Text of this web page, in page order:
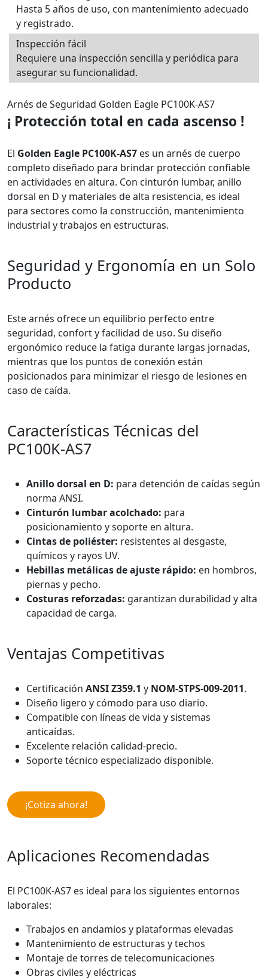
Hasta 5 años de uso, con mantenimiento adecuado
y registrado.
Inspección fácil
Requiere una inspección sencilla y periódica para
asegurar su funcionalidad.
Arnés de Seguridad Golden Eagle PC100K-AS7
¡ Protección total en cada ascenso !
El Golden Eagle PC100K-AS7 es un arnés de cuerpo
completo diseñado para brindar protección confiable
en actividades en altura. Con cinturón lumbar, anillo
dorsal en D y materiales de alta resistencia, es ideal
para sectores como la construcción, mantenimiento
industrial y trabajos en estructuras.
Seguridad y Ergonomía en un Solo
Producto
Este arnés ofrece un equilibrio perfecto entre
seguridad, confort y facilidad de uso. Su diseño
ergonómico reduce la fatiga durante largas jornadas,
mientras que los puntos de conexión están
posicionados para minimizar el riesgo de lesiones en
caso de caída.
Características Técnicas del
PC100K-AS7
Anillo dorsal en D: para detención de caídas según
norma ANSI.
Cinturón lumbar acolchado: para
posicionamiento y soporte en altura.
Cintas de poliéster: resistentes al desgaste,
químicos y rayos UV.
Hebillas metálicas de ajuste rápido: en hombros,
piernas y pecho.
Costuras reforzadas: garantizan durabilidad y alta
capacidad de carga.
Ventajas Competitivas
Certificación ANSI Z359.1 y NOM-STPS-009-2011.
Diseño ligero y cómodo para uso diario.
Compatible con líneas de vida y sistemas
anticaídas.
Excelente relación calidad-precio.
Soporte técnico especializado disponible.
¡Cotiza ahora!
Aplicaciones Recomendadas
El PC100K-AS7 es ideal para los siguientes entornos
laborales:
Trabajos en andamios y plataformas elevadas
Mantenimiento de estructuras y techos
Montaje de torres de telecomunicaciones
Obras civiles y eléctricas